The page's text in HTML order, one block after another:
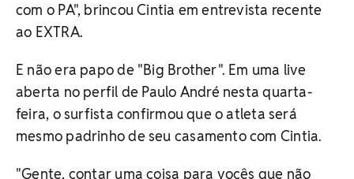
com o PA", brincou Cintia em entrevista recente
ao EXTRA.
E não era papo de "Big Brother". Em uma live
aberta no perfil de Paulo André nesta quarta-
feira, o surfista confirmou que o atleta será
mesmo padrinho de seu casamento com Cintia.
"Gente, contar uma coisa para vocês que não